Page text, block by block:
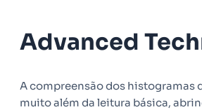
Advanced
A compreensão dos histogramas
muito além da leitura básica,